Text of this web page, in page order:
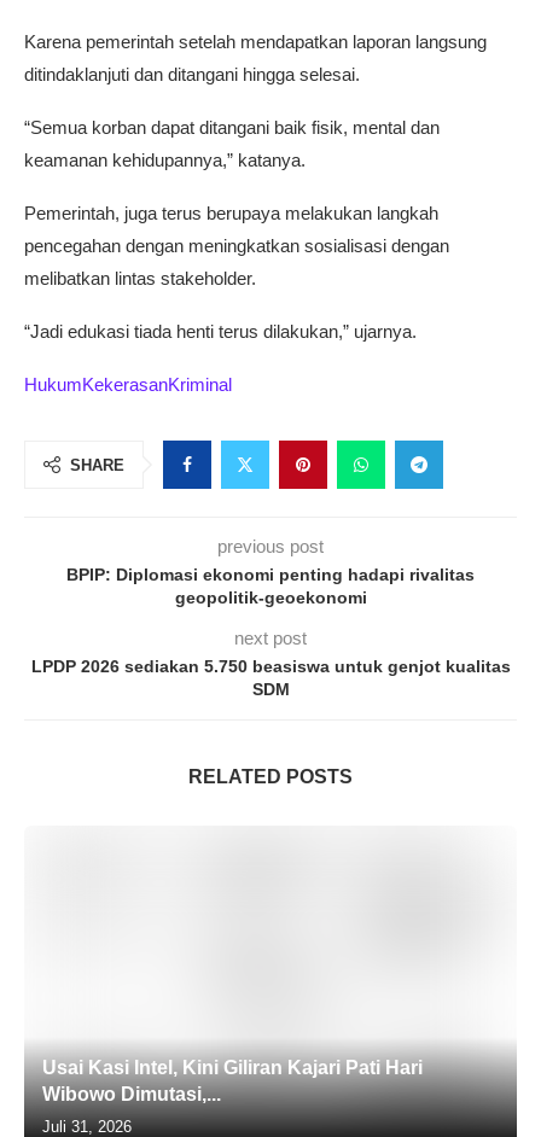
Karena pemerintah setelah mendapatkan laporan langsung
ditindaklanjuti dan ditangani hingga selesai.
“Semua korban dapat ditangani baik fisik, mental dan
keamanan kehidupannya,” katanya.
Pemerintah, juga terus berupaya melakukan langkah
pencegahan dengan meningkatkan sosialisasi dengan
melibatkan lintas stakeholder.
“Jadi edukasi tiada henti terus dilakukan,” ujarnya.
HukumKekerasanKriminal
SHARE
previous post
BPIP: Diplomasi ekonomi penting hadapi rivalitas
geopolitik-geoekonomi
next post
LPDP 2026 sediakan 5.750 beasiswa untuk genjot kualitas
SDM
RELATED POSTS
Usai Kasi Intel, Kini Giliran Kajari Pati Hari
Wibowo Dimutasi,...
Juli 31, 2026